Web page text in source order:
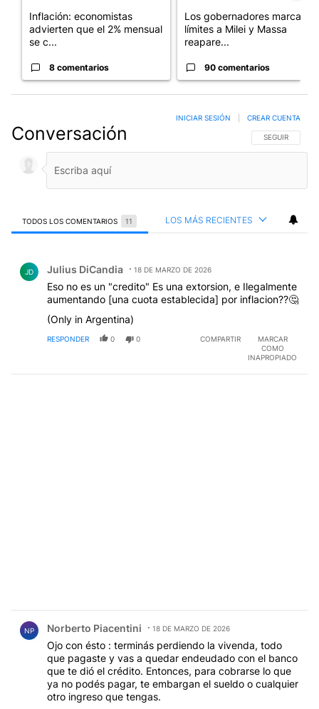
Inflación: economistas
advierten que el 2% mensual
se c...
8 comentarios
Los gobernadores marcan
límites a Milei y Massa
reapare...
90 comentarios
Conversación SIGA ESTA
SEGUIR
INICIAR SESIÓN CREAR CUENTA
TODOS LOS COMENTARIOS 11 LOS MÁS RECIENTES
JD Julius DiCandia 18 DE MARZO DE 2026
Eso no es un "credito" Es una extorsion, e Ilegalmente
aumentando [una cuota establecida] por inflacion??🤔
(Only in Argentina)
RESPONDER 0 0 COMPARTIR
MARCAR
COMO
INAPROPIADO
NP Norberto Piacentini 18 DE MARZO DE 2026
Ojo con ésto : terminás perdiendo la vivenda, todo
que pagaste y vas a quedar endeudado con el banco
que te dió el crédito. Entonces, para cobrarse lo que
ya no podés pagar, te embargan el sueldo o cualquier
otro ingreso que tengas.